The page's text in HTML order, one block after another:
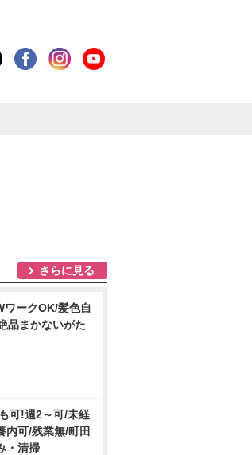
さらに見る
ワークOK/髪色自
品まかないがた
可!週2～可/未経
内可/残業無/町田
・清掃